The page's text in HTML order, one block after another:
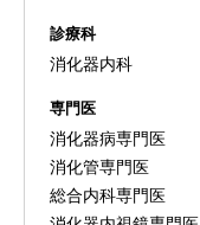
診療科
消化器内科
専門医
消化器病専門医
消化管専門医
総合内科専門医